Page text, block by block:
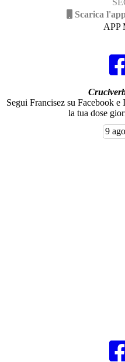
Scarica
APP
Segui Francisez su Facebook
la tua dose
9